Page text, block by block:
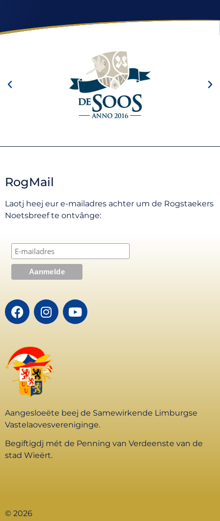
RogMail
Laotj heej eur e-mailadres achter um de Rogstaekers
Noetsbreef te ontvânge:
Aangesloeëte beej de Samewirkende Limburgse
Vastelaovesvereniginge.
Begiftigdj mét de Penning van Verdeenste van de
stad Wieërt.
© 2026